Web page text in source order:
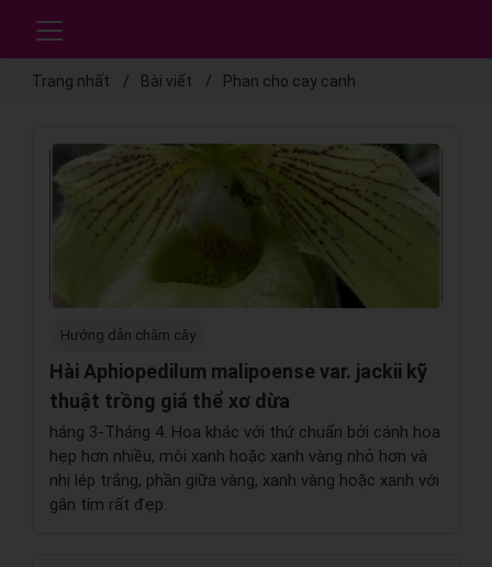
Trang nhất Bài viết Phan cho cay canh
Hướng dẫn chăm cây
Hài Aphiopedilum malipoense var. jackii kỹ
thuật trồng giá thể xơ dừa
háng 3-Tháng 4. Hoa khác với thứ chuẩn bởi cánh hoa
hẹp hơn nhiều, môi xanh hoặc xanh vàng nhỏ hơn và
nhị lép trắng, phần giữa vàng, xanh vàng hoặc xanh với
gân tím rất đẹp.